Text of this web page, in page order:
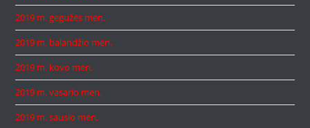
2019 m. gegužės mėn.
2019 m. balandžio mėn.
2019 m. kovo mėn.
2019 m. vasario mėn.
2019 m. sausio mėn.